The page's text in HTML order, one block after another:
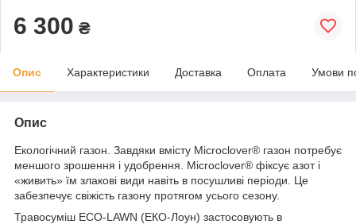
6 300 ₴
Опис Характеристики Доставка Оплата Умови
Опис
Екологічний газон. Завдяки вмісту Microclover® газон потребує
меншого зрошення і удобрення. Microclover® фіксує азот і
«живить» їм злакові види навіть в посушливі періоди. Це
забезпечує свіжість газону протягом усього сезону.
Травосуміш ECO-LAWN (ЕКО-Лоун) застосовують в